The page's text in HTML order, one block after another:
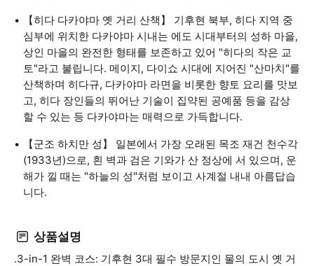
【히다 다카야마 옛 거리 산책】 기후현 북부, 히다 지역 중
심부에 위치한 다카야마 시내는 에도 시대부터의 성하 마을,
상인 마을의 완전한 형태를 보존하고 있어 "히다의 작은 교
토"라고 불립니다. 메이지, 다이쇼 시대에 지어진 "산마치"를
산책하며 히다규, 다카야마 라면을 비롯한 향토 요리를 맛보
고, 히다 장인들의 뛰어난 기술이 집약된 공예품 등을 감상
할 수 있는 등 다카야마는 매력으로 가득합니다.
【군조 하치만 성】 일본에서 가장 오래된 목조 재건 천수각
(1933년)으로, 흰 벽과 검은 기와가 산 정상에 서 있으며, 운
해가 낄 때는 "하늘의 성"처럼 보이고 사계절 내내 아름답습
니다.
상품설명
.3-in-1 완벽 코스: 기후현 3대 필수 방문지인 물의 도시 옛 거